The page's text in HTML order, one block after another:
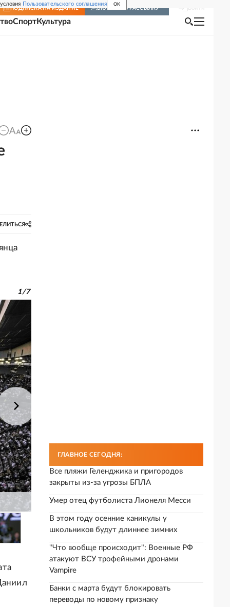
Пользовательского соглашения OK
ПОДПИСКА НА ИЗДАНИЕ ВКЛЮЧИТЬ РАССЫЛКУ
СпортКультура
1/7
ГЛАВНОЕ СЕГОДНЯ:
Все пляжи Геленджика и пригородов
закрыты из-за угрозы БПЛА
Умер отец футболиста Лионеля Месси
В этом году осенние каникулы у
школьников будут длиннее зимних
"Что вообще происходит": Военные РФ
атакуют ВСУ трофейными дронами
Vampire
Банки с марта будут блокировать
переводы по новому признаку